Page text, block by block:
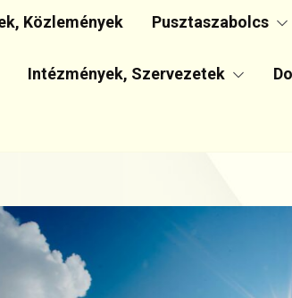
Közlemények Pusztaszabolcs
Intézmények, Szervezetek